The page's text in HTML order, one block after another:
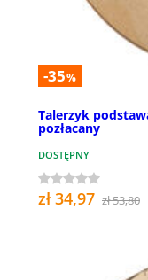
-35%
Talerzyk
pozłacany
DOSTĘPNY
zł 34,97 zł 53,80